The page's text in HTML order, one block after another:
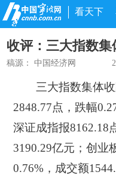
看天下
收评：三大指数
稿源：中国经济网
三大指数集体收
2848.77点，跌幅
深证成指报8162.18
3190.29亿元；创业
0.76%，成交额